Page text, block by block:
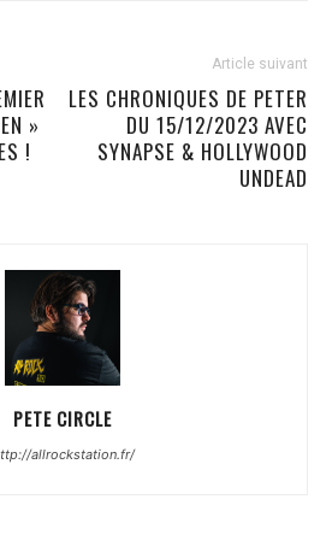
»
!
Article suivant
LES CHRONIQUES DE PETER
DU 15/12/2023 AVEC
SYNAPSE & HOLLYWOOD
UNDEAD
PETE CIRCLE
allrockstation.fr/